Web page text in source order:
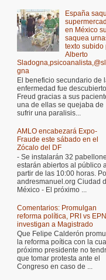
España
en México
saquea
texto subido
Alberto
gna
El beneficio secundario de
enfermedad fue
Freud gracias a sus
una de ellas se quejaba de
sufrir una paralisis...
AMLO encabezará Expo-
Fraude este sábado en el
Zócalo del DF
- Se instalarán 32
estarán abiertos al público
partir de las 10:00 horas.
andresmanuel.org Ciudad
México - El próximo ...
Comentarios: Promulgan
reforma política, PRI vs
investigan a Magistrado
Que Felipe Calderón
la reforma poítica con la
próximo presidente no
que tomar protesta ante el
Congreso en caso de ...